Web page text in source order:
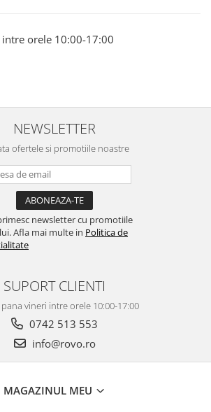
orele 10:00-17:00
NEWSLETTER
ofertele si promotiile noastre
newsletter cu promotiile
Afla mai multe in Politica de
SUPORT CLIENTI
vineri intre orele 10:00-17:00
0742 513 553
info@rovo.ro
MAGAZINUL MEU